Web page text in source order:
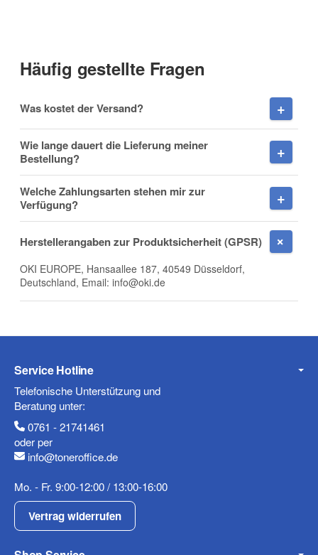
Nachname
Firma
Telefon
Mobiltelefon
Häufig gestellte Fragen
Was kostet der Versand?
Wie lange dauert die Lieferung meiner
Bestellung?
Welche Zahlungsarten stehen mir zur
Verfügung?
Herstellerangaben zur Produktsicherheit (GPSR)
OKI EUROPE, Hansaallee 187, 40549 Düsseldorf,
Deutschland, Email: info@oki.de
Service Hotline
Telefonische Unterstützung und
Beratung unter:
0761 - 21741461
oder per
info@toneroffice.de
Mo. - Fr. 9:00-12:00 / 13:00-16:00
Vertrag widerrufen